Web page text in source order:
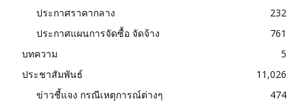
ประกาศราคากลาง
232
ประกาศแผนการจัดซื้อ จัดจ้าง
761
บทความ
5
ประชาสัมพันธ์
11,026
ข่าวชี้แจง กรณีเหตุการณ์ต่างๆ
474